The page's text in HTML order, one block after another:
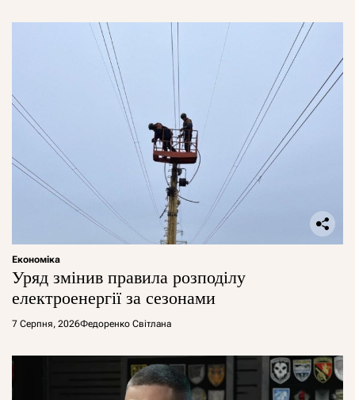
Економіка
Уряд змінив правила розподілу
електроенергії за сезонами
7 Серпня, 2026Федоренко Світлана